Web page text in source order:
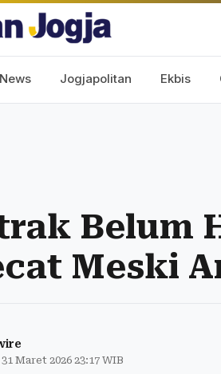
News Jogjapolitan Ekbis
Belum
Meski
Maret 2026 23:17 WIB